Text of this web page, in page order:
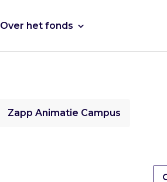
Over het fonds
Zapp Animatie Campus